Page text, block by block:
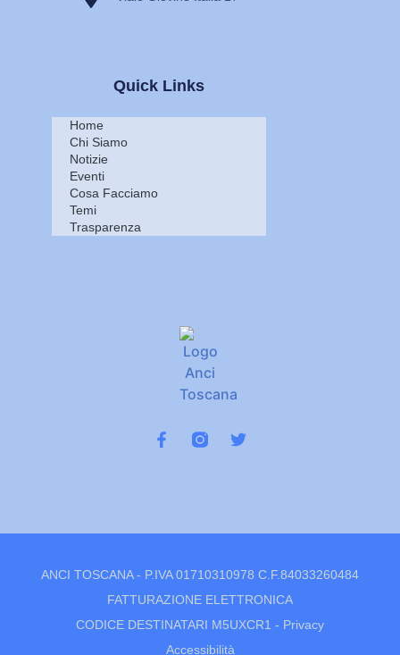
Quick Links
Home
Chi Siamo
Notizie
Eventi
Cosa Facciamo
Temi
Trasparenza
ANCI TOSCANA - P.IVA 01710310978 C.F.84033260484
FATTURAZIONE ELETTRONICA
CODICE DESTINATARI M5UXCR1 - Privacy
Accessibilità